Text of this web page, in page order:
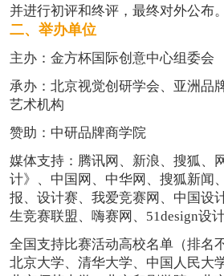
并进行初评和终评，最终对外公布。
二、举办单位
主办：金方杯国际创意中心组委会
承办：北京视觉创研学会、亚洲品
艺术机构
赞助：中研品牌商学院
媒体支持：腾讯网、新浪、搜狐、
计》、中国网、中华网、搜狐新闻
报、设计赛、我爱竞赛网、中国设
生竞赛联盟、嗨赛网、51design设
全国支持比赛活动高校名单（排名
北京大学、清华大学、中国人民大